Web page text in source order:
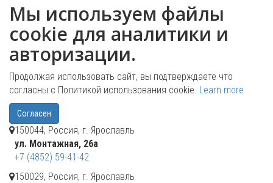
Мы используем файлы
cookie для аналитики и
авторизации.
Продолжая использовать сайт, вы подтверждаете что
согласны с Политикой использования cookie. Learn more
Согласен
150044, Россия, г. Ярославль
ул. Монтажная, 26а
+7 (4852) 59-41-42
150029, Россия, г. Ярославль